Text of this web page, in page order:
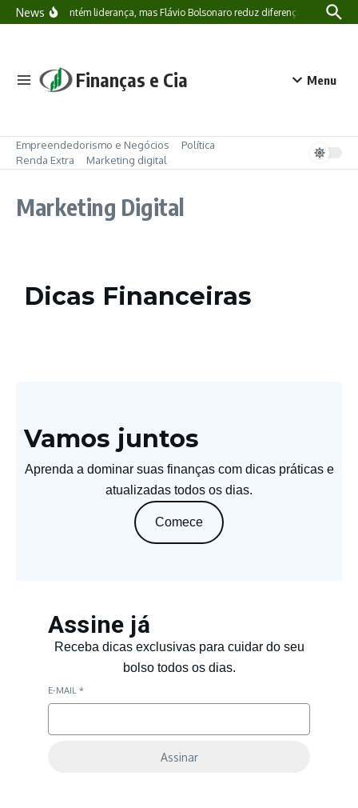
NewsLula mantém liderança, mas Flávio Bolsonaro reduz diferença: o que a
Finanças e Cia Menu
Empreendedorismo e Negócios
Política
Renda Extra
Marketing digital
Marketing Digital
Dicas Financeiras
Vamos juntos
Aprenda a dominar suas finanças com dicas práticas e
atualizadas todos os dias.
Comece
Assine já
Receba dicas exclusivas para cuidar do seu
bolso todos os dias.
E-MAIL *
Assinar